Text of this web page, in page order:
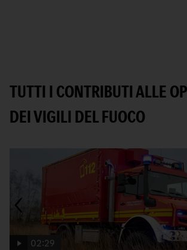
TUTTI I CONTRIBUTI ALLE
DEI VIGILI DEL FUOCO
02:29